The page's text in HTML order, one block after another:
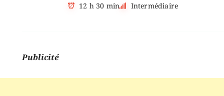
12 h 30 min
Intermédiaire
Publicité